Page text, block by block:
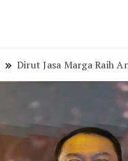
Dirut Jasa Marga Raih